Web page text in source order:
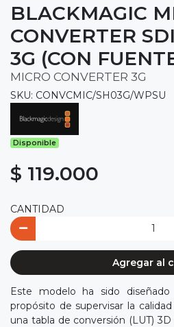
BLACKMAGIC
CONVERTER
3G (CON
MICRO CONVERTER 3G
SKU: CONVCMIC/SH03G/WPSU
Disponible
$ 119.000
CANTIDAD
Agregar al
Este modelo ha sido
propósito de supervisar la
una tabla de conversión (LUT)